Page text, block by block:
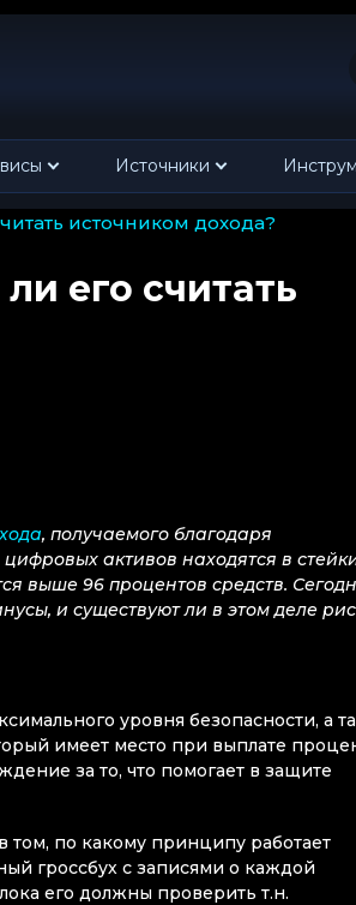
Источники
источником дохода?
его считать
, получаемого благодаря
активов находятся в
выше 96 процентов средств.
и существуют ли в этом деле
уровня безопасности, а
имеет место при выплате
за то, что помогает в защите
том, по какому принципу работает
гроссбух с записями о каждой
его должны проверить т.н.